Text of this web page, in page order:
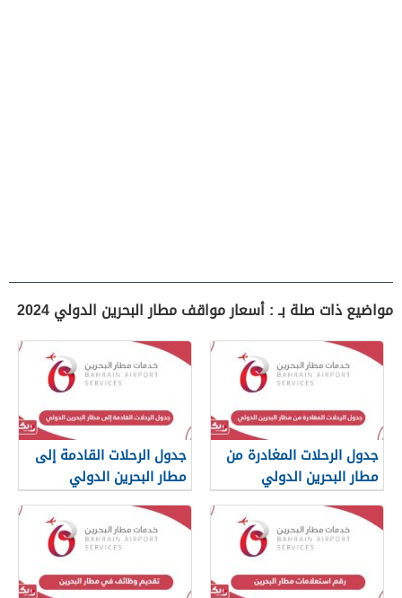
مواضيع ذات صلة بـ : أسعار مواقف مطار البحرين الدولي 2024
جدول الرحلات المغادرة من
مطار البحرين الدولي
جدول الرحلات القادمة إلى
مطار البحرين الدولي